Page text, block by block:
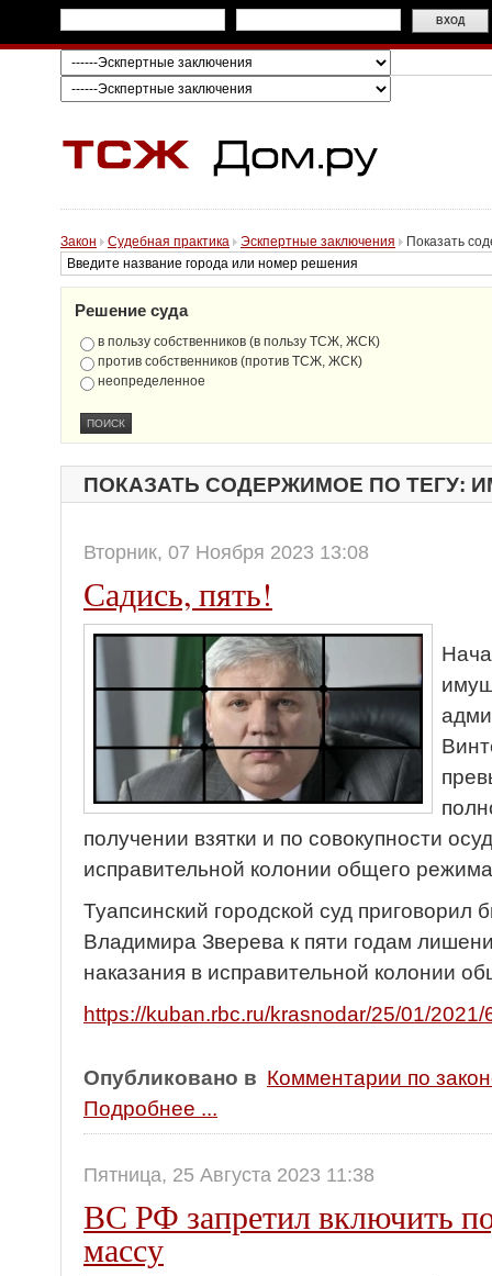
Закон Судебная практика Эскпертные заключения Показать
Решение суда
в пользу собственников (в пользу ТСЖ, ЖСК)
против собственников (против ТСЖ, ЖСК)
неопределенное
ПОКАЗАТЬ СОДЕРЖИМОЕ ПО ТЕГУ:
Вторник, 07 Ноября 2023 13:08
Садись, пять!
получении взятки и по совокупности
исправительной колонии общего
Туапсинский городской суд приговорил
Владимира Зверева к пяти годам
наказания в исправительной колонии
https://kuban.rbc.ru/krasnodar/25/01/
Опубликовано в Комментарии по
Подробнее ...
Пятница, 25 Августа 2023 11:38
ВС РФ запретил включить
массу